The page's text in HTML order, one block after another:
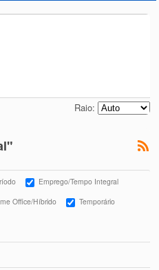
Raio:
Emprego/Tempo Integral
Office/Híbrido Temporário